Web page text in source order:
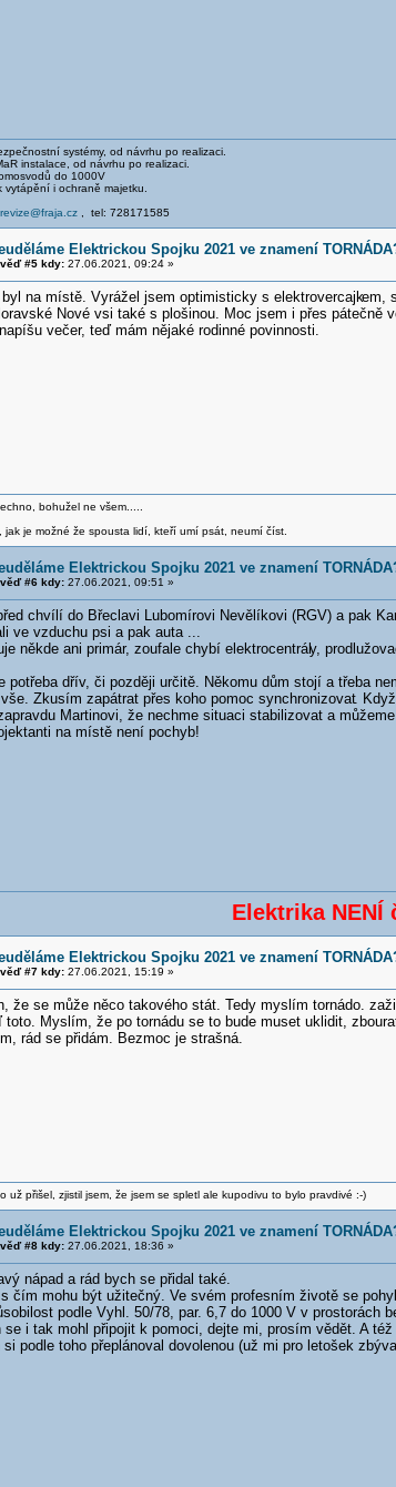
systémy, od návrhu po realizaci.
instalace, od návrhu po realizaci.
do 1000V
vytápění i ochraně majetku.
revize@fraja.cz, tel: 728171585
Elektrickou Spojku 2021 ve znamení
#5 kdy:27.06.2021, 09:24 »
na místě. Vyrážel jsem optimisticky s elektrovercajkem,
Nové vsi také s plošinou. Moc jsem i přes pátečně
večer, teď mám nějaké rodinné povinnosti.
bohužel ne všem.....
jak je možné že spousta lidí, kteří umí psát, neumí číst.
Elektrickou Spojku 2021 ve znamení
#6 kdy:27.06.2021, 09:51 »
chvílí do Břeclavi Lubomírovi Nevělíkovi (RGV) a pak
ve vzduchu psi a pak auta ...
někde ani primár, zoufale chybí elektrocentrály,
potřeba dřív, či později určitě. Někomu dům stojí a třeba
Zkusím zapátrat přes koho pomoc synchronizovat.
Martinovi, že nechme situaci stabilizovat a
na místě není pochyb!
Elektrika NENÍ
Elektrickou Spojku 2021 ve znamení
#7 kdy:27.06.2021, 15:19 »
že se může něco takového stát. Tedy myslím tornádo.
toto. Myslím, že po tornádu se to bude muset uklidit,
rád se přidám. Bezmoc je strašná.
už přišel, zjistil jsem, že jsem se spletl ale kupodivu to bylo pravdivé :-)
Elektrickou Spojku 2021 ve znamení
#8 kdy:27.06.2021, 18:36 »
nápad a rád bych se přidal také.
čím mohu být užitečný. Ve svém profesním životě se
podle Vyhl. 50/78, par. 6,7 do 1000 V v prostorách
se i tak mohl připojit k pomoci, dejte mi, prosím vědět. A
podle toho přeplánoval dovolenou (už mi pro letošek